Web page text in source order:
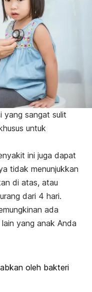
yang sangat sulit
untuk
ini juga dapat
tidak menunjukkan
di atas, atau
dari 4 hari.
ada
yang anak Anda
oleh bakteri